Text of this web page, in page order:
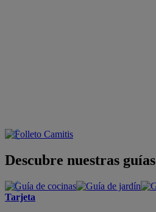
Descubre nuestras guías
Tarjeta